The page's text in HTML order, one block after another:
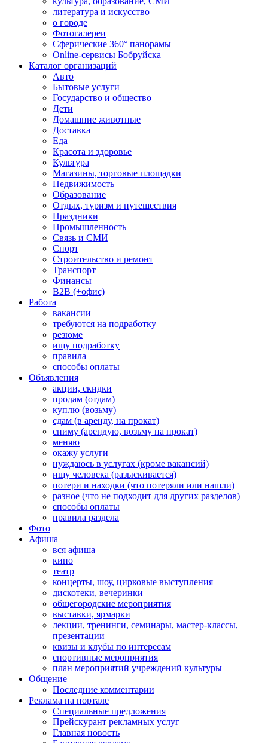
литература и искусство
о городе
Фотогалереи
Сферические 360° панорамы
Online-сервисы Бобруйска
Каталог организаций
Авто
Бытовые услуги
Государство и общество
Дети
Домашние животные
Доставка
Еда
Красота и здоровье
Культура
Магазины, торговые площадки
Недвижимость
Образование
Отдых, туризм и путешествия
Праздники
Промышленность
Связь и СМИ
Спорт
Строительство и ремонт
Транспорт
Финансы
B2B (+офис)
Работа
вакансии
требуются на подработку
резюме
ищу подработку
правила
способы оплаты
Объявления
акции, скидки
продам (отдам)
куплю (возьму)
сдам (в аренду, на прокат)
сниму (арендую, возьму на прокат)
меняю
окажу услуги
нуждаюсь в услугах (кроме вакансий)
ищу человека (разыскивается)
потери и находки (что потеряли или нашли)
разное (что не подходит для других разделов)
способы оплаты
правила раздела
Фото
Афиша
вся афиша
кино
театр
концерты, шоу, цирковые выступления
дискотеки, вечеринки
общегородские мероприятия
выставки, ярмарки
лекции, тренинги, семинары, мастер-классы,
презентации
квизы и клубы по интересам
спортивные мероприятия
план мероприятий учреждений культуры
Общение
Последние комментарии
Реклама на портале
Специальные предложения
Прейскурант рекламных услуг
Главная новость